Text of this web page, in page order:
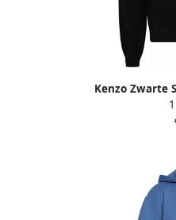
Kenzo Zwarte
Grafisch